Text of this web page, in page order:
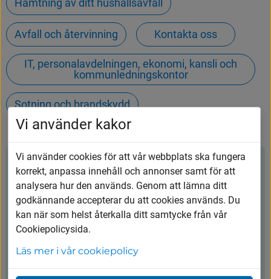
Hämtning av ditt hushållsavfall
Avfall och återvinning Kontakta oss
IT, personalavdelningen, ekonomi, kansli och
kommunledningskontor
Sotning och brandskydd
Kontakt
Vårgårda kommun
Vi använder kakor
Vi använder cookies för att vår webbplats ska fungera
korrekt, anpassa innehåll och annonser samt för att
analysera hur den används. Genom att lämna ditt
godkännande accepterar du att cookies används. Du
kan när som helst återkalla ditt samtycke från vår
Cookiepolicysida.
Läs mer i vår cookiepolicy